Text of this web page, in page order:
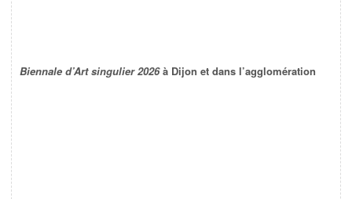
Biennale d’Art singulier 2026à Dijon et dans l’agglomération